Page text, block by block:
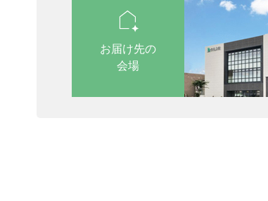
location_automation
お届け先の
会場